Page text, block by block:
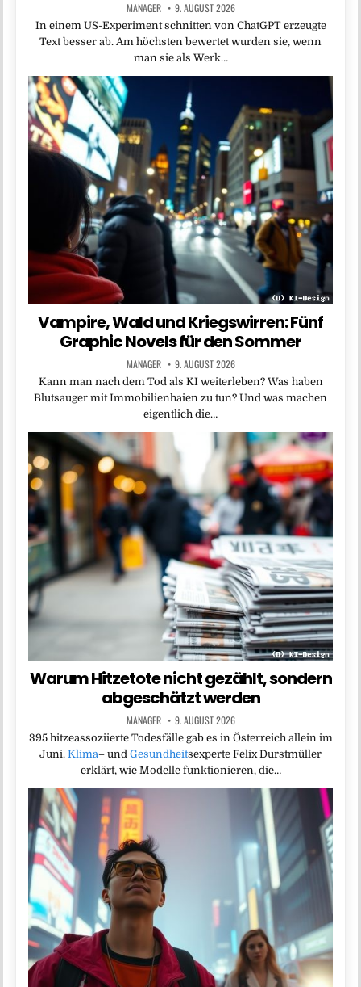
MANAGER 9. AUGUST 2026
In einem US-Experiment schnitten von ChatGPT erzeugte
Text besser ab. Am höchsten bewertet wurden sie, wenn
man sie als Werk…
Vampire, Wald und Kriegswirren: Fünf
Graphic Novels für den Sommer
MANAGER 9. AUGUST 2026
Kann man nach dem Tod als KI weiterleben? Was haben
Blutsauger mit Immobilienhaien zu tun? Und was machen
eigentlich die…
Warum Hitzetote nicht gezählt, sondern
abgeschätzt werden
MANAGER 9. AUGUST 2026
395 hitzeassoziierte Todesfälle gab es in Österreich allein im
Juni. Klima– und Gesundheitsexperte Felix Durstmüller
erklärt, wie Modelle funktionieren, die…